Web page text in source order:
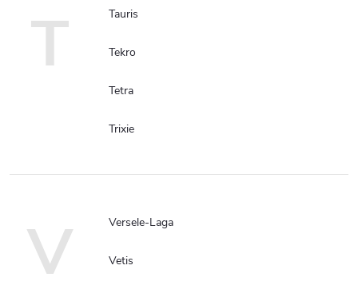
T Tauris
Tekro
Tetra
Trixie
V Versele-Laga
Vetis